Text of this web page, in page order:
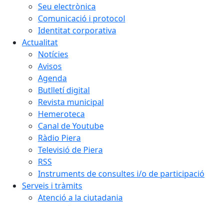
Seu electrònica
Comunicació i protocol
Identitat corporativa
Actualitat
Notícies
Avisos
Agenda
Butlletí digital
Revista municipal
Hemeroteca
Canal de Youtube
Ràdio Piera
Televisió de Piera
RSS
Instruments de consultes i/o de participació
Serveis i tràmits
Atenció a la ciutadania